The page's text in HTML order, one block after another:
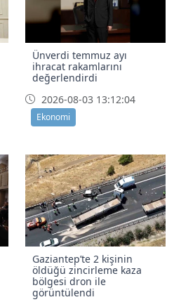
Ünverdi temmuz ayı
ihracat rakamlarını
değerlendirdi
2026-08-03 13:12:04
Ekonomi
Gaziantep’te 2 kişinin
öldüğü zincirleme kaza
bölgesi dron ile
görüntülendi